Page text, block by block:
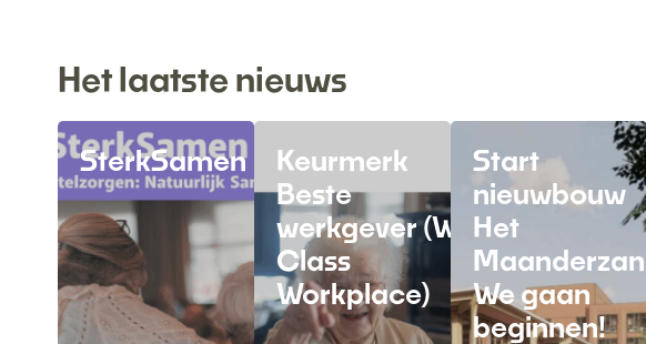
Het laatste nieuws
SterkSamen
Keurmerk
Beste
werkgever (Word-
Class
Workplace)
Start
nieuwbouw
Het
We gaan
beginnen!